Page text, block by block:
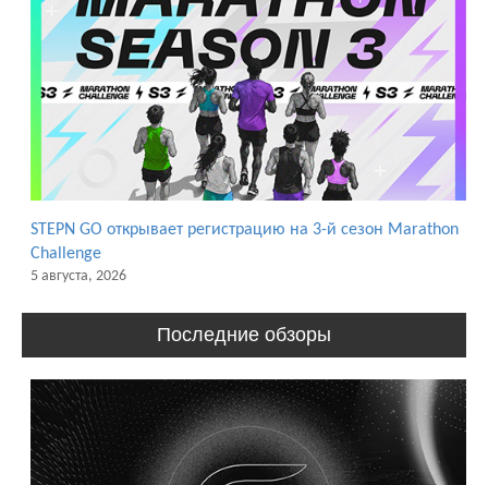
STEPN GO открывает регистрацию на 3-й сезон Marathon
Challenge
5 августа, 2026
Последние обзоры